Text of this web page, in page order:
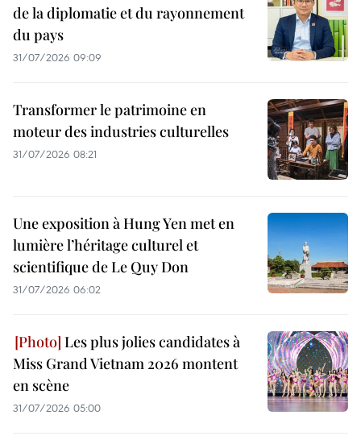
de la diplomatie et du rayonnement
du pays
31/07/2026 09:09
Transformer le patrimoine en
moteur des industries culturelles
31/07/2026 08:21
Une exposition à Hung Yen met en
lumière l’héritage culturel et
scientifique de Le Quy Don
31/07/2026 06:02
Les plus jolies candidates à
Miss Grand Vietnam 2026 montent
en scène
31/07/2026 05:00